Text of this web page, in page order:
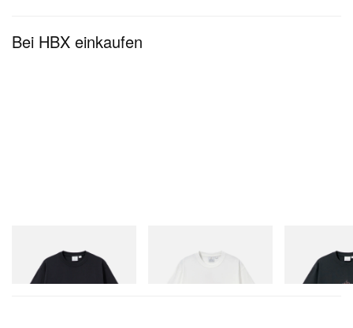
Bei HBX einkaufen
One Point Logo Tee
Jetzt einkaufen
Flame Tee
Jetzt einkaufen